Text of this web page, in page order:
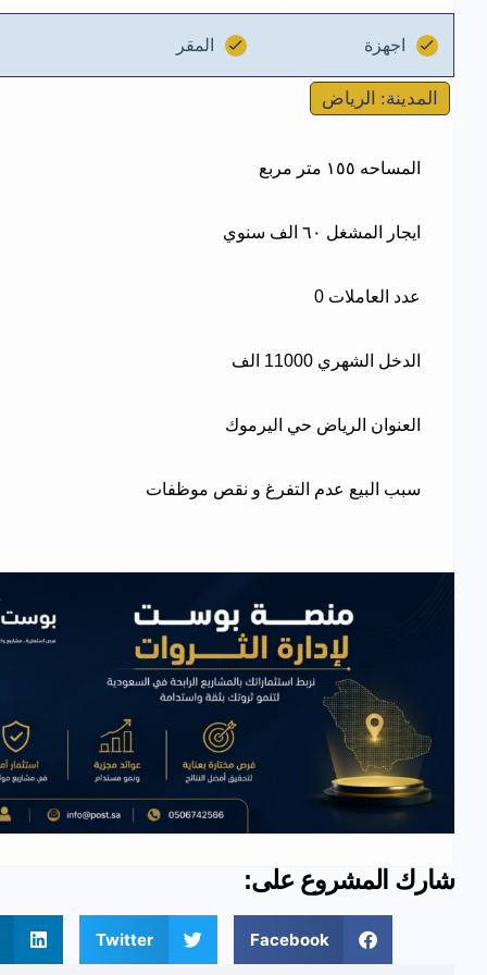
اجهزة المقر
المدينة: الرياض
المساحه ١٥٥ متر مربع
ايجار المشغل ٦٠ الف سنوي
عدد العاملات 0
الدخل الشهري 11000 الف
العنوان الرياض حي اليرموك
سبب البيع عدم التفرغ و نقص موظفات
شارك المشروع على:
Facebook
Twitter